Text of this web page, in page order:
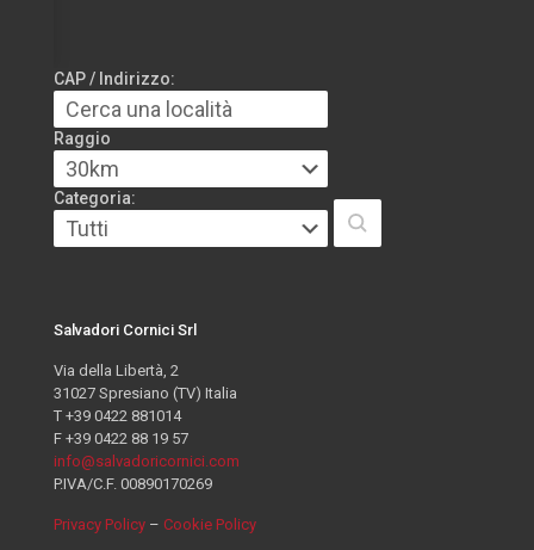
CAP / Indirizzo:
Raggio
Categoria:
Salvadori Cornici Srl
Via della Libertà, 2
31027 Spresiano (TV) Italia
T +39 0422 881014
F +39 0422 88 19 57
info@salvadoricornici.com
P.IVA/C.F. 00890170269
Privacy Policy – Cookie Policy